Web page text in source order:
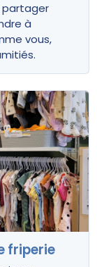
partager
à
vous,
friperie